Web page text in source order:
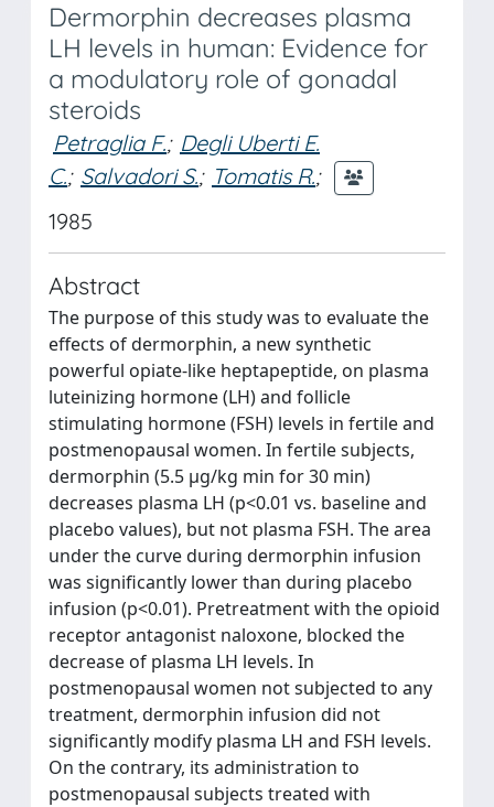
Dermorphin decreases plasma
LH levels in human: Evidence for
a modulatory role of gonadal
steroids
Petraglia F.; Degli Uberti E.
C.; Salvadori S.; Tomatis R.;
1985
Abstract
The purpose of this study was to evaluate the
effects of dermorphin, a new synthetic
powerful opiate-like heptapeptide, on plasma
luteinizing hormone (LH) and follicle
stimulating hormone (FSH) levels in fertile and
postmenopausal women. In fertile subjects,
dermorphin (5.5 μg/kg min for 30 min)
decreases plasma LH (p<0.01 vs. baseline and
placebo values), but not plasma FSH. The area
under the curve during dermorphin infusion
was significantly lower than during placebo
infusion (p<0.01). Pretreatment with the opioid
receptor antagonist naloxone, blocked the
decrease of plasma LH levels. In
postmenopausal women not subjected to any
treatment, dermorphin infusion did not
significantly modify plasma LH and FSH levels.
On the contrary, its administration to
postmenopausal subjects treated with